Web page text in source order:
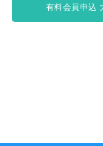
有料会員申込